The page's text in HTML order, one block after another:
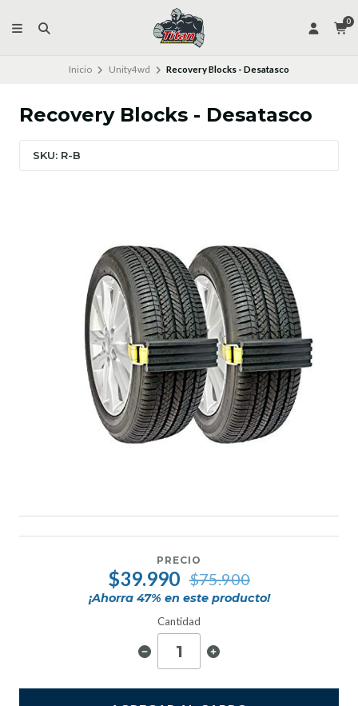
0
Inicio Unity4wd Recovery Blocks - Desatasco
Recovery Blocks - Desatasco
SKU: R-B
PRECIO
$39.990 $75.900
¡Ahorra 47% en este producto!
Cantidad